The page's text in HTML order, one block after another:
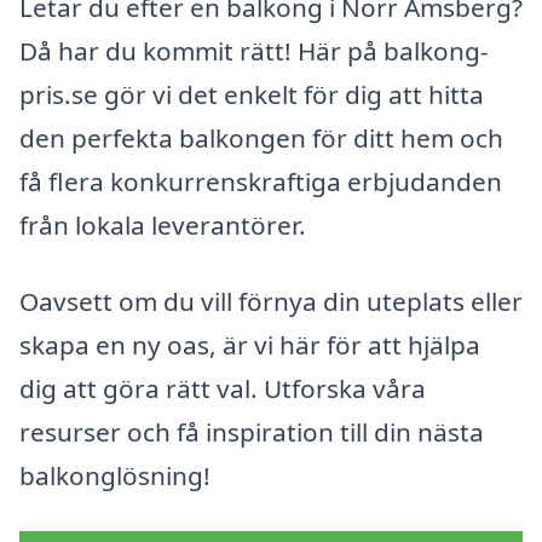
Letar du efter en balkong i Norr Amsberg?
Då har du kommit rätt! Här på balkong-
pris.se gör vi det enkelt för dig att hitta
den perfekta balkongen för ditt hem och
få flera konkurrenskraftiga erbjudanden
från lokala leverantörer.
Oavsett om du vill förnya din uteplats eller
skapa en ny oas, är vi här för att hjälpa
dig att göra rätt val. Utforska våra
resurser och få inspiration till din nästa
balkonglösning!